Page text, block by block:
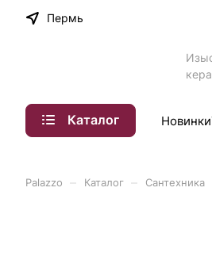
Пермь
Каталог Новинки
Palazzo Каталог Сантехника